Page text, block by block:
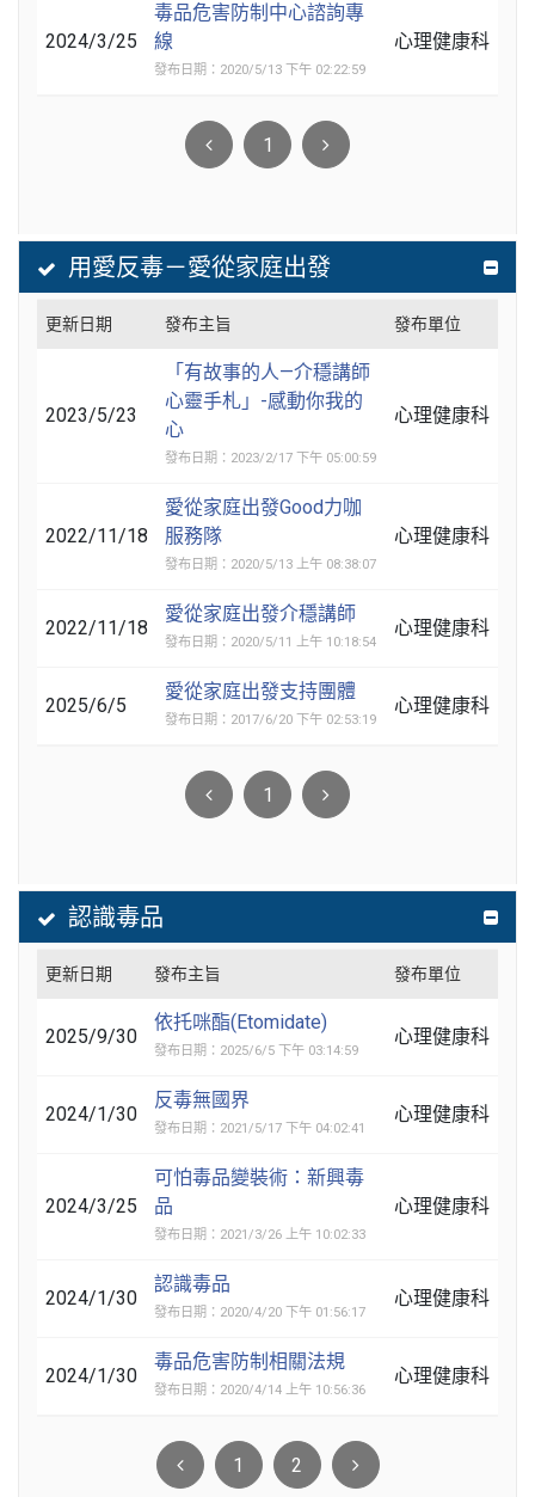
2024/3/25
毒品危害防制中心諮詢專
線
發布日期：2020/5/13 下午 02:22:59
心理健康科
1
用愛反毒－愛從家庭出發
更新日期 發布主旨 發布單位
2023/5/23
「有故事的人—介穩講師
心靈手札」-感動你我的
心
發布日期：2023/2/17 下午 05:00:59
心理健康科
2022/11/18
愛從家庭出發Good力咖
服務隊
發布日期：2020/5/13 上午 08:38:07
心理健康科
2022/11/18
愛從家庭出發介穩講師
發布日期：2020/5/11 上午 10:18:54
心理健康科
2025/6/5
愛從家庭出發支持團體
發布日期：2017/6/20 下午 02:53:19
心理健康科
1
認識毒品
更新日期 發布主旨 發布單位
2025/9/30
依托咪酯(Etomidate)
發布日期：2025/6/5 下午 03:14:59
心理健康科
2024/1/30
反毒無國界
發布日期：2021/5/17 下午 04:02:41
心理健康科
2024/3/25
可怕毒品變裝術：新興毒
品
發布日期：2021/3/26 上午 10:02:33
心理健康科
2024/1/30
認識毒品
發布日期：2020/4/20 下午 01:56:17
心理健康科
2024/1/30
毒品危害防制相關法規
發布日期：2020/4/14 上午 10:56:36
心理健康科
1 2